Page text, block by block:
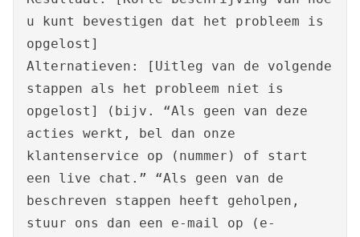
u kunt bevestigen dat het probleem is
opgelost]
Alternatieven: [Uitleg van de volgende
stappen als het probleem niet is
opgelost] (bijv. “Als geen van deze
acties werkt, bel dan onze
klantenservice op (nummer) of start
een live chat.” “Als geen van de
beschreven stappen heeft geholpen,
stuur ons dan een e-mail op (e-